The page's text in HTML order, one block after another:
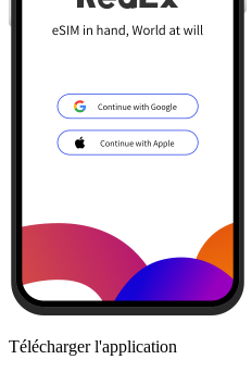
Télécharger l'application